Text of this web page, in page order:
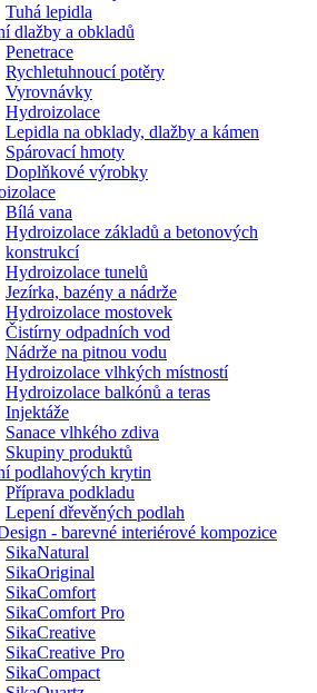
Tuhá lepidla
dlažby a obkladů
Penetrace
Rychletuhnoucí potěry
Vyrovnávky
Hydroizolace
Lepidla na obklady, dlažby a kámen
Spárovací hmoty
Doplňkové výrobky
Bílá vana
Hydroizolace základů a betonových
konstrukcí
Hydroizolace tunelů
Jezírka, bazény a nádrže
Hydroizolace mostovek
Čistírny odpadních vod
Nádrže na pitnou vodu
Hydroizolace vlhkých místností
Hydroizolace balkónů a teras
Injektáže
Sanace vlhkého zdiva
Skupiny produktů
podlahových krytin
Příprava podkladu
Lepení dřevěných podlah
- barevné interiérové kompozice
SikaNatural
SikaOriginal
SikaComfort
SikaComfort Pro
SikaCreative
SikaCreative Pro
SikaCompact